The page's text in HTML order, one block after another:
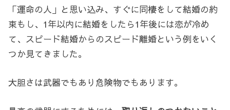
「運命の人」と思い込み、すぐに同棲をして結婚の約
束もし、1年以内に結婚をしたら1年後には恋が冷め
て、スピード結婚からのスピード離婚という例をいく
つか見てきました。
大胆さは武器でもあり危険物でもあります。